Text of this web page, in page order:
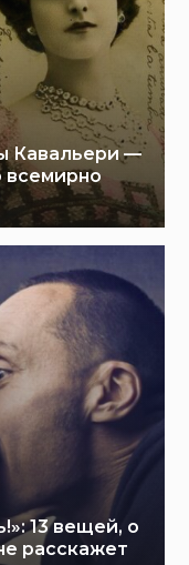
Кавальери —
всемирно
13 вещей, о
расскажет